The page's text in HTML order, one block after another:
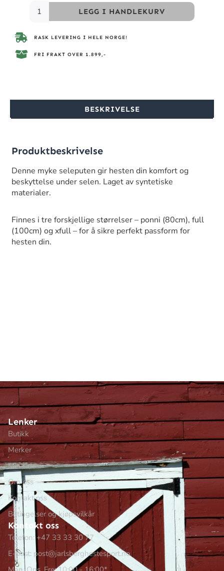
LEGG I HANDLEKURV
RASK LEVERING I HELE NORGE!
FRI FRAKT OVER 1.899,-
BESKRIVELSE
Produktbeskrivelse
Denne myke seleputen gir hesten din komfort og
beskyttelse under selen. Laget av syntetiske
materialer.
Finnes i tre forskjellige størrelser – ponni (80cm), full
(100cm) og xfull – for å sikre perfekt passform for
hesten din.
Lenker
Butikk
Merker
Min side
Om oss
Kontakt oss
Betingelser og kjøpsvilkår
Kontakt oss
Telefon: +47 33 33 30 77
E-post: post@jarlsberghestesport.no